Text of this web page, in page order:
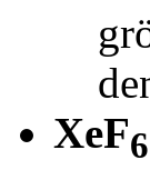
XeF6